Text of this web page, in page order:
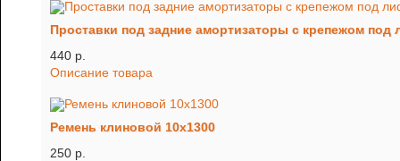
Проставки под задние амортизаторы c крепежом под
440 p.
Описание товара
Ремень клиновой 10х1300
250 p.